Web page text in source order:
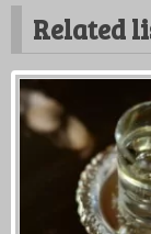
Related